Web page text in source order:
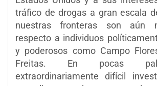
tráfico de drogas a gran escala
nuestras fronteras son aún
respecto a individuos
y poderosos como Campo
Freitas. En pocas
extraordinariamente difícil